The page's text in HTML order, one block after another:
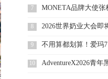
7
MONETA品牌大使张
8 2026世界奶业大会即
9 不用算都划算！爱玛
10 AdventureX2026青年